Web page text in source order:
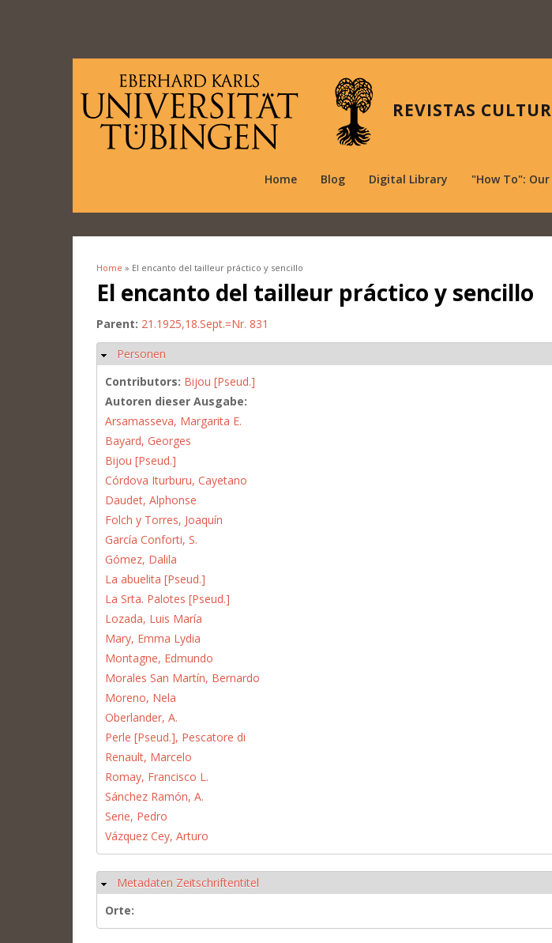
REVISTAS
Home Blog Digital Library "How To":
You are here
Home » El encanto del tailleur práctico y sencillo
El encanto del tailleur práctico y sencillo
Parent: 21.1925,18.Sept.=Nr. 831
Hide
Personen
Contributors: Bijou [Pseud.]
Autoren dieser Ausgabe:
Arsamasseva, Margarita E.
Bayard, Georges
Bijou [Pseud.]
Córdova Iturburu, Cayetano
Daudet, Alphonse
Folch y Torres, Joaquín
García Conforti, S.
Gómez, Dalila
La abuelita [Pseud.]
La Srta. Palotes [Pseud.]
Lozada, Luis María
Mary, Emma Lydia
Montagne, Edmundo
Morales San Martín, Bernardo
Moreno, Nela
Oberlander, A.
Perle [Pseud.], Pescatore di
Renault, Marcelo
Romay, Francisco L.
Sánchez Ramón, A.
Serie, Pedro
Vázquez Cey, Arturo
Hide
Metadaten Zeitschriftentitel
Orte: